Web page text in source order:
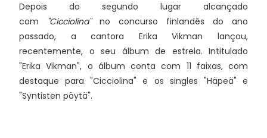
Depois do segundo lugar alcançado
com "Cicciolina"no concurso finlandês do ano
passado, a cantora Erika Vikman lançou,
recentemente, o seu álbum de estreia. Intitulado
"Erika Vikman", o álbum conta com 11 faixas, com
destaque para "Cicciolina" e os singles "Häpeä" e
"Syntisten pöytä".